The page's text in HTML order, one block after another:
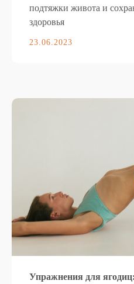
подтяжки живота и
здоровья
23.06.2023
Упражнения для